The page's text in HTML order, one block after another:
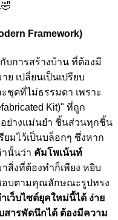
🤣
Framework)
บการสร้างบ้าน ที่ต้องมี
เปลี่ยนเป็นเปรียบ
ชุดที่ไม่ธรรมดา เพราะ
Kit)" ที่ถูก
ย่างแม่นยำ ชิ้นส่วนทุกชิ้น
ยมไว้เป็นบล็อกๆ ซึ่งหาก
านั้นว่า คัมโพเน้นท์
สิ่งที่ต้องทำก็เพียง หยิบ
อบตามคุณลักษณะรูปทรง
เว็บไซต์ยุคใหม่นี้ได้ ง่าย
สารพัดนึกได้ ต้องมีความ